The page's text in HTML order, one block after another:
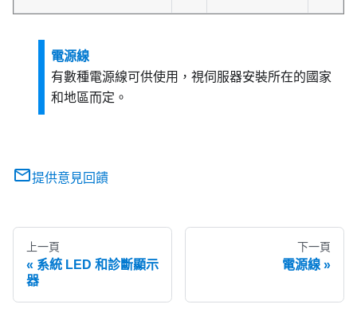
電源線
有數種電源線可供使用，視伺服器安裝所在的國家
和地區而定。
提供意見回饋
上一頁
系統 LED 和診斷顯示
器
下一頁
電源線